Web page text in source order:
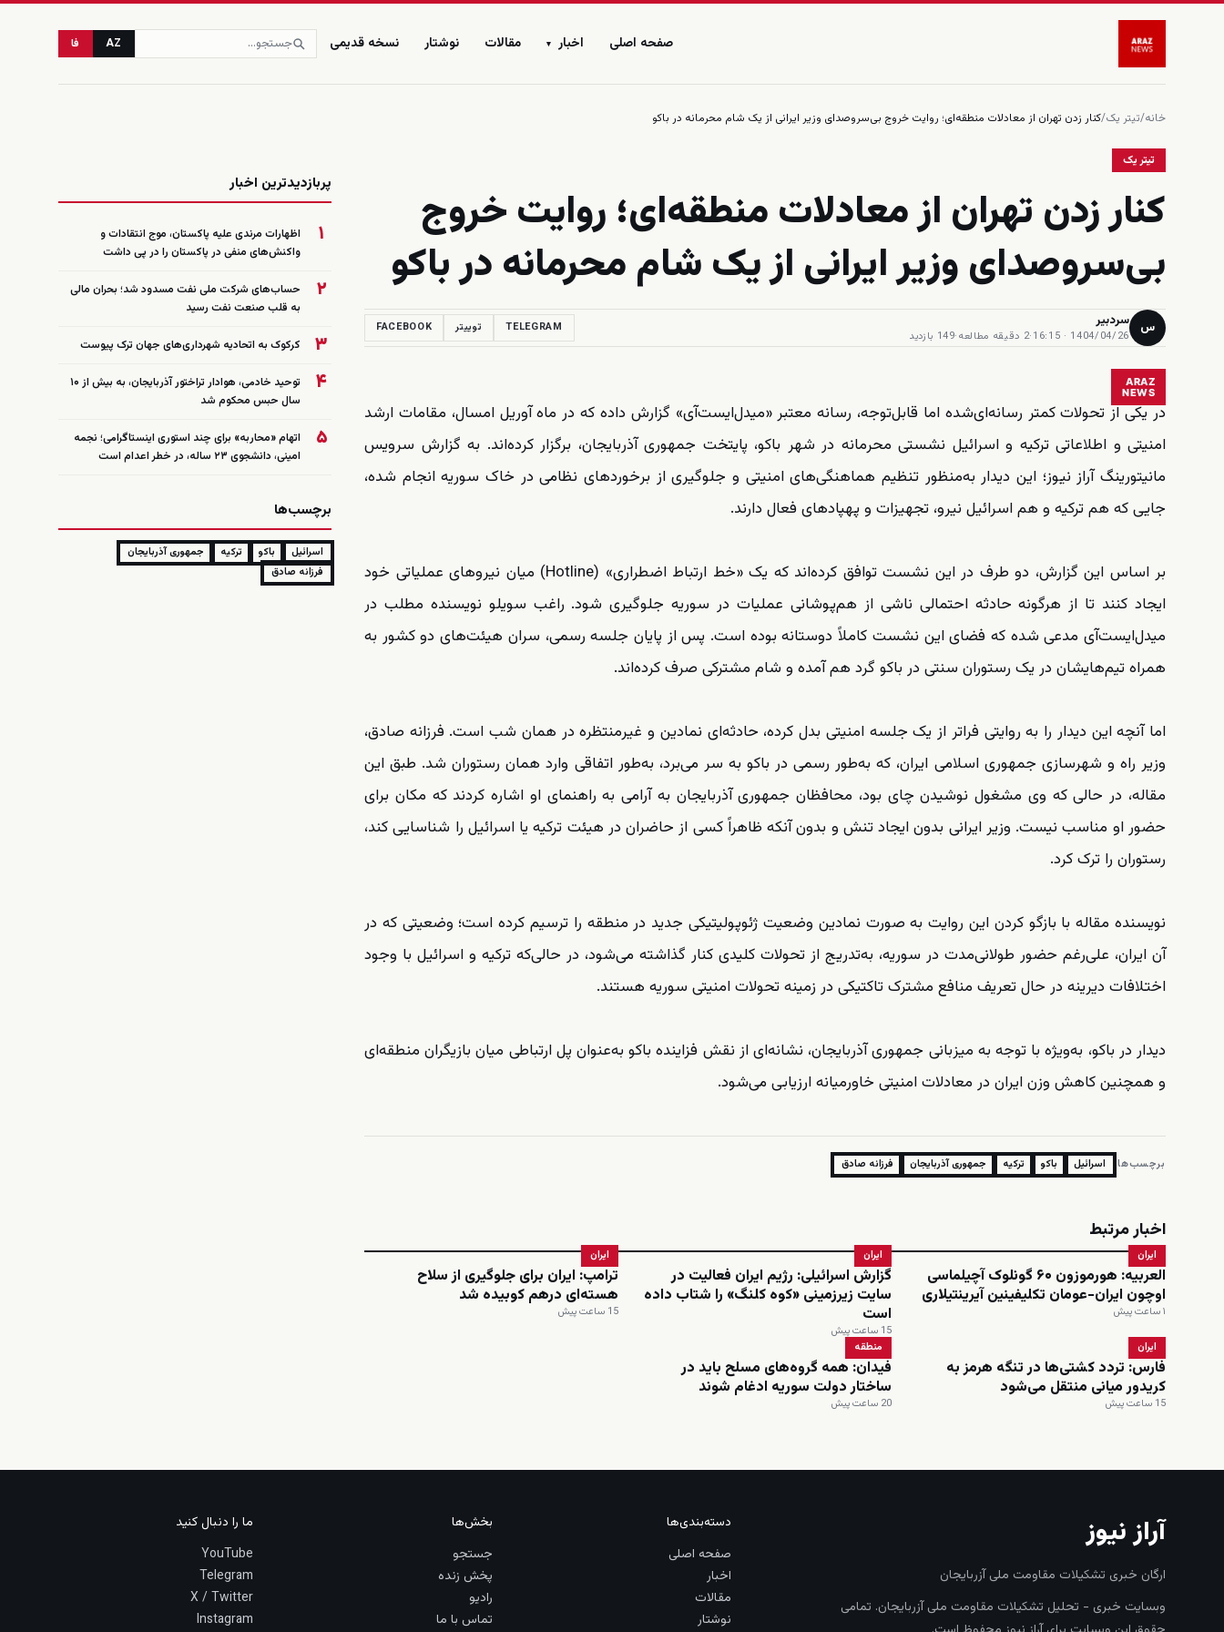
صفحه اصلی اخبار ▾ مقالات نوشتار نسخه قدیمی AZ فا
خانه/تیتر یک/کنار زدن تهران از معادلات منطقه‌ای؛ روایت خروج بی‌سروصدای وزیر ایرانی از یک شام محرمانه در باکو
تیتر یک
کنار زدن تهران از معادلات منطقه‌ای؛ روایت خروج
بی‌سروصدای وزیر ایرانی از یک شام محرمانه در باکو
س سردبیر
1404/04/26 · 16:15
·2 دقیقه مطالعه ·149 بازدید
TELEGRAM توییتر FACEBOOK
ARAZ
NEWS
در یکی از تحولات کمتر رسانه‌ای‌شده اما قابل‌توجه، رسانه‌ معتبر «میدل‌ایست‌آی» گزارش داده‌ که در ماه آوریل امسال، مقامات ارشد
امنیتی و اطلاعاتی ترکیه و اسرائیل نشستی محرمانه در شهر باکو، پایتخت جمهوری آذربایجان، برگزار کرده‌اند. به گزارش سرویس
مانیتورینگ آراز نیوز؛ این دیدار به‌منظور تنظیم هماهنگی‌های امنیتی و جلوگیری از برخوردهای نظامی در خاک سوریه انجام شده،
جایی که هم ترکیه و هم اسرائیل نیرو، تجهیزات و پهپادهای فعال دارند.
بر اساس این گزارش، دو طرف در این نشست توافق کرده‌اند که یک «خط ارتباط اضطراری» (Hotline) میان نیروهای عملیاتی خود
ایجاد کنند تا از هرگونه حادثه احتمالی ناشی از هم‌پوشانی عملیات در سوریه جلوگیری شود. راغب سویلو نویسنده مطلب در
میدل‌ایست‌آی مدعی شده که فضای این نشست کاملاً دوستانه بوده است. پس از پایان جلسه رسمی، سران هیئت‌های دو کشور به
همراه تیم‌هایشان در یک رستوران سنتی در باکو گرد هم آمده و شام مشترکی صرف کرده‌اند.
اما آنچه این دیدار را به روایتی فراتر از یک جلسه امنیتی بدل کرده، حادثه‌ای نمادین و غیرمنتظره در همان شب است. فرزانه صادق،
وزیر راه و شهرسازی جمهوری اسلامی ایران، که به‌طور رسمی در باکو به سر می‌برد، به‌طور اتفاقی وارد همان رستوران شد. طبق این
مقاله، در حالی که وی مشغول نوشیدن چای بود، محافظان جمهوری آذربایجان به آرامی به راهنمای او اشاره کردند که مکان برای
حضور او مناسب نیست. وزیر ایرانی بدون ایجاد تنش و بدون آنکه ظاهراً کسی از حاضران در هیئت ترکیه یا اسرائیل را شناسایی کند،
رستوران را ترک کرد.
نویسنده مقاله با بازگو کردن این روایت به صورت نمادین وضعیت ژئوپولیتیکی جدید در منطقه را ترسیم کرده است؛ وضعیتی که در
آن ایران، علی‌رغم حضور طولانی‌مدت در سوریه، به‌تدریج از تحولات کلیدی کنار گذاشته می‌شود، در حالی‌که ترکیه و اسرائیل با وجود
اختلافات دیرینه در حال تعریف منافع مشترک تاکتیکی در زمینه تحولات امنیتی سوریه هستند.
دیدار در باکو، به‌ویژه با توجه به میزبانی جمهوری آذربایجان، نشانه‌ای از نقش فزاینده باکو به‌عنوان پل ارتباطی میان بازیگران منطقه‌ای
و همچنین کاهش وزن ایران در معادلات امنیتی خاورمیانه ارزیابی می‌شود.
برچسب‌ها: اسرائیل باکو ترکیه جمهوری آذربایجان فرزانه صادق
اخبار مرتبط
ایران
العربیه: هورموزون ۶۰ گونلوک آچیلماسی
اوچون ایران-عومان تکلیفینین آیرینتیلاری
۱ ساعت پیش
ایران
گزارش اسرائیلی: رژیم ایران فعالیت در
سایت زیرزمینی «کوه کلنگ» را شتاب داده
است
15 ساعت پیش
ایران
ترامپ: ایران برای جلوگیری از سلاح
هسته‌ای درهم کوبیده شد
15 ساعت پیش
ایران
فارس: تردد کشتی‌ها در تنگه هرمز به
کریدور میانی منتقل می‌شود
15 ساعت پیش
منطقه
فیدان: همه گروه‌های مسلح باید در
ساختار دولت سوریه ادغام شوند
20 ساعت پیش
پربازدیدترین اخبار
۱
اظهارات مرندی علیه پاکستان، موج انتقادات و
واکنش‌های منفی در پاکستان را در پی داشت
۲
حساب‌های شرکت ملی نفت مسدود شد؛ بحران مالی
به قلب صنعت نفت رسید
۳ کرکوک به اتحادیه شهرداری‌های جهان ترک پیوست
۴
توحید خادمی، هوادار تراختور آذربایجان، به بیش از ۱۰
سال حبس محکوم شد
۵
اتهام «محاربه» برای چند استوری اینستاگرامی؛ نجمه
امینی، دانشجوی ۲۳ ساله، در خطر اعدام است
برچسب‌ها
اسرائیل باکو ترکیه
جمهوری آذربایجان
فرزانه صادق
آراز نیوز
ارگان خبری تشکیلات مقاومت ملی آزربایجان
وبسایت خبری - تحلیل تشکیلات مقاومت ملی آزربایجان. تمامی
دسته‌بندی‌ها
صفحه اصلی
اخبار
مقالات
نوشتار
بخش‌ها
جستجو
پخش زنده
رادیو
تماس با ما
ما را دنبال کنید
YouTube
Telegram
X / Twitter
Instagram